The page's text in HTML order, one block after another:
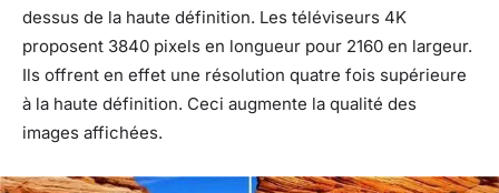
dessus de la haute définition. Les téléviseurs 4K
proposent 3840 pixels en longueur pour 2160 en largeur.
Ils offrent en effet une résolution quatre fois supérieure
à la haute définition. Ceci augmente la qualité des
images affichées.